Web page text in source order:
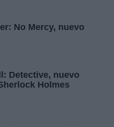
No Mercy, nuevo
Detective, nuevo
Holmes